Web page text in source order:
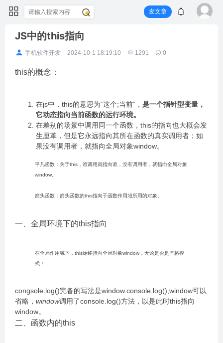
发文章
JS中的this指向
手机软件开发 2024-10-1 18:19:10 1291 0
this的概念：
在js中，this的意思为“这个;当前”， 是一个指针型变量，
它动态指向当前函数的运行环境。
在差别的场景中调用同一个函数，this的指向也大概会发
生厘革，但是它永远指向其所在函数的真实调用者；如
果没有调用者，就指向全局对象window。
平凡函数：关于this，谁调用就指向谁，没有调用者，就指向全局对象
window。
箭头函数：箭头函数的this指向于函数作用域所用的对象。
一、全局环境下的this指向
在全局作用域下，this始终指向全局对象window，无论是否是严格模
式！
congsole.log()完备的写法是window.console.log(),window可以
省略， window调用了console.log()方法，以是此时this指向
window。
二、函数内的this